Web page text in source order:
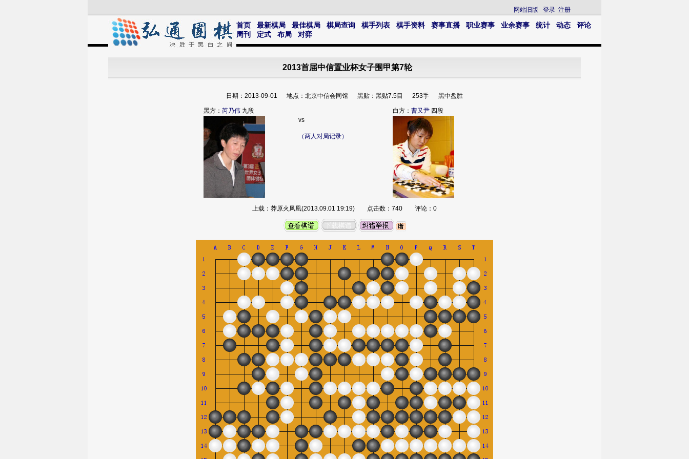
网站旧版 登录 注册
首页 最新棋局 最佳棋局 棋局查询 棋手列表 棋手资料 赛事直播 职业赛事 业余赛事 统计 动态
评论
周刊
定式 布局 对弈
2013首届中信置业杯女子围甲第7轮
日期：2013-09-01 地点：北京中信会同馆 黑贴：黑贴7.5目 253手 黑中盘胜
黑方： 芮乃伟 九段 白方： 曹又尹 四段
vs
（两人对局记录）
上载：莽原火凤凰(2013.09.01 19:19) 点击数：740 评论：0